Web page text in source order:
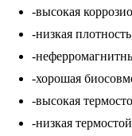
-высокая
-низкая
-
-хорошая
-высокая
-низкая